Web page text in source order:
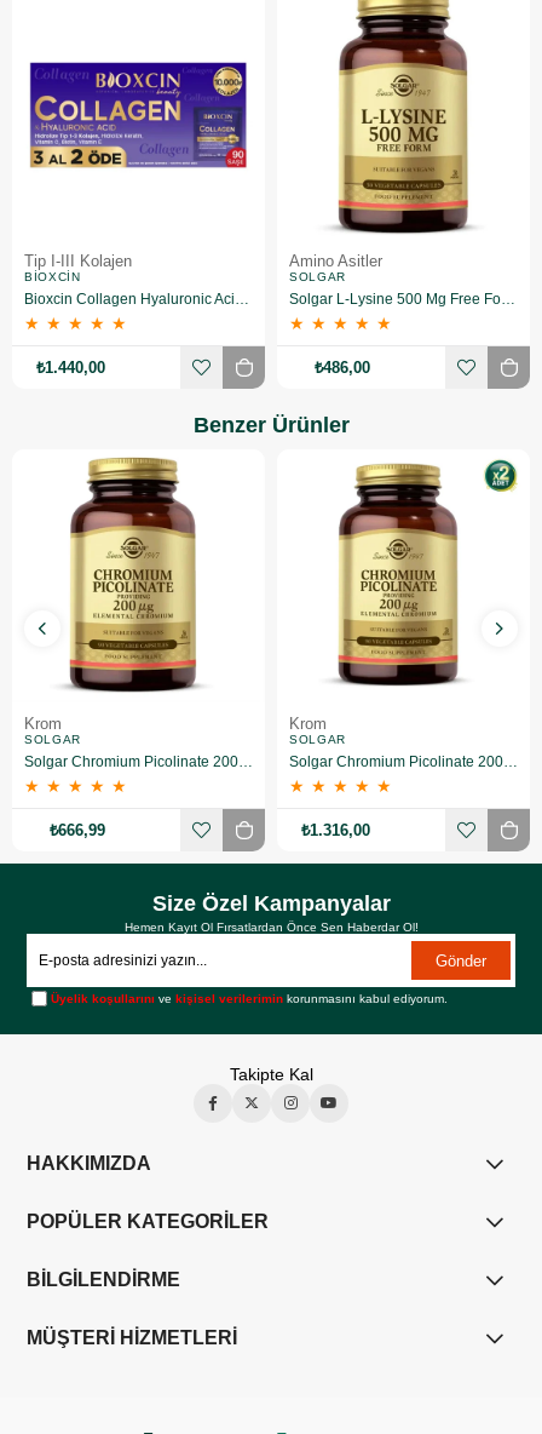
Tip I-III Kolajen
BIOXCIN
Bioxcin Collagen Hyaluronic Acid Hidrolize Tip 1-3 Kolajen 90 Saşe
★ ★ ★ ★ ★
₺1.440,00
Amino Asitler
SOLGAR
Solgar L-Lysine 500 Mg Free Form 50 Kapsül
★ ★ ★ ★ ★
₺486,00
Benzer Ürünler
Krom
SOLGAR
Solgar Chromium Picolinate 200 mcg 90 Kapsül
★ ★ ★ ★ ★
₺666,99
Krom
SOLGAR
Solgar Chromium Picolinate 200 mcg 90 Kapsül 2 Adet
★ ★ ★ ★ ★
₺1.316,00
Size Özel Kampanyalar
Hemen Kayıt Ol Fırsatlardan Önce Sen Haberdar Ol!
Gönder
Üyelik koşullarını vekişisel verilerimin korunmasını kabul ediyorum.
Takipte Kal
HAKKIMIZDA
POPÜLER KATEGORİLER
BİLGİLENDİRME
MÜŞTERİ HİZMETLERİ